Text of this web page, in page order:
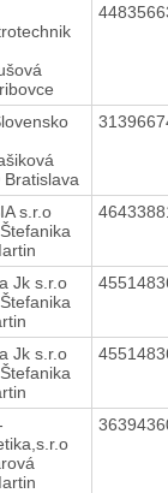
Bratislava
s.r.o
Jk s.r.o
Jk s.r.o